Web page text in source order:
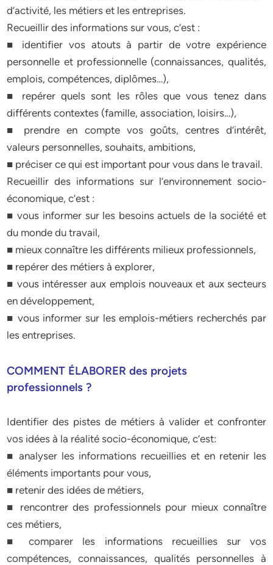
d’activité, les métiers et les entreprises.
Recueillir des informations sur vous, c’est :
■ identifier vos atouts à partir de votre expérience
personnelle et professionnelle (connaissances, qualités,
emplois, compétences, diplômes…),
■ repérer quels sont les rôles que vous tenez dans
différents contextes (famille, association, loisirs…),
■ prendre en compte vos goûts, centres d’intérêt,
valeurs personnelles, souhaits, ambitions,
■ préciser ce qui est important pour vous dans le travail.
Recueillir des informations sur l’environnement socio-
économique, c’est :
■ vous informer sur les besoins actuels de la société et
du monde du travail,
■ mieux connaître les différents milieux professionnels,
■ repérer des métiers à explorer,
■ vous intéresser aux emplois nouveaux et aux secteurs
en développement,
■ vous informer sur les emplois-métiers recherchés par
les entreprises.
COMMENT ÉLABORER des projets
professionnels ?
Identifier des pistes de métiers à valider et confronter
vos idées à la réalité socio-économique, c’est:
■ analyser les informations recueillies et en retenir les
éléments importants pour vous,
■ retenir des idées de métiers,
■ rencontrer des professionnels pour mieux connaître
ces métiers,
■ comparer les informations recueillies sur vos
compétences, connaissances, qualités personnelles à